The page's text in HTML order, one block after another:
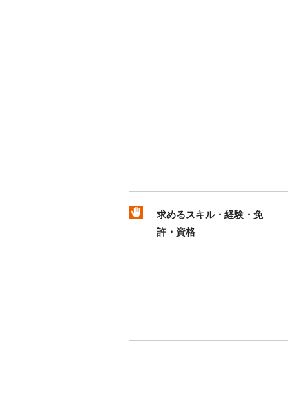
求めるスキル・経験・免
許・資格